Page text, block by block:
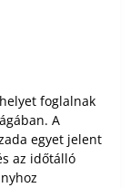
foglalnak
A
egyet jelent
az időtálló